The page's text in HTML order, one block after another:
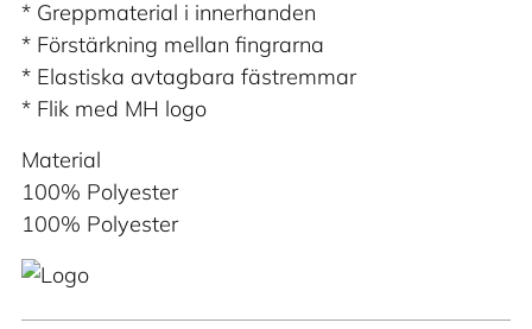
* Greppmaterial i innerhanden
* Förstärkning mellan fingrarna
* Elastiska avtagbara fästremmar
* Flik med MH logo
Material
100% Polyester
100% Polyester